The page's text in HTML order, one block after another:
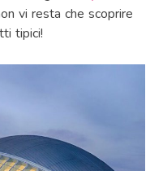
vi resta che scoprire
tipici!